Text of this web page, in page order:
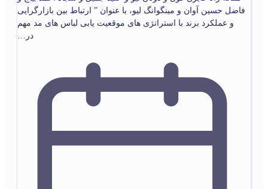
فاضل حسین آوان و مینگوانگ لیو، با عنوان ” ارتباط بین بازارگرایی
و عملکرد برند با استراتژی های موقعیت یابی لباس های مد مهم
در…